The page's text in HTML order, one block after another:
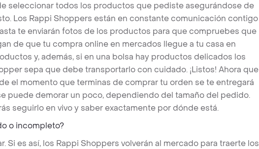
seleccionar todos los productos que pediste asegurándose de
Los Rappi Shoppers están en constante comunicación contigo
te enviarán fotos de los productos para que compruebes que
de que tu compra online en mercados llegue a tu casa en
y, además, si en una bolsa hay productos delicados los
sepa que debe transportarlo con cuidado. ¡Listos! Ahora que
el momento que terminas de comprar tu orden se te entregará
puede demorar un poco, dependiendo del tamaño del pedido.
seguirlo en vivo y saber exactamente por dónde está.
o incompleto?
Si es así, los Rappi Shoppers volverán al mercado para traerte los